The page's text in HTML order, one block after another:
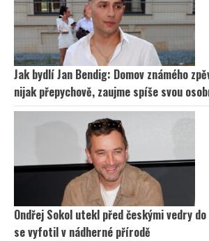
Jak bydlí Jan Bendig: Domov známého
nijak přepychově, zaujme spíše svou
Ondřej Sokol utekl před českými vedry
se vyfotil v nádherné přírodě